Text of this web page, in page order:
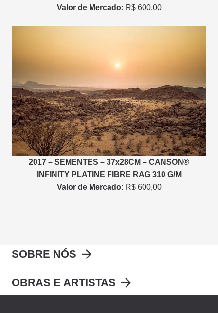
Valor de Mercado: R$ 600,00
2017 – SEMENTES – 37x28CM – CANSON®
INFINITY PLATINE FIBRE RAG 310 G/M
Valor de Mercado: R$ 600,00
SOBRE NÓS
OBRAS E ARTISTAS